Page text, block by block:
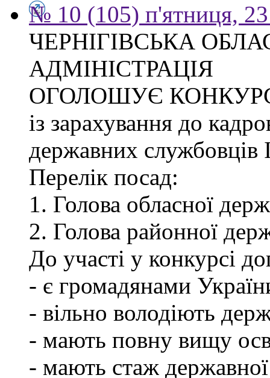
№ 10 (105) п'ятниця,
ЧЕРНІГІВСЬКА
АДМІНІСТРАЦІЯ
ОГОЛОШУЄ
із зарахування до
державних службовців
Перелік посад:
1. Голова обласної
2. Голова районної
До участі у конкурсі
- є громадянами
- вільно володіють
- мають повну вищу
- мають стаж